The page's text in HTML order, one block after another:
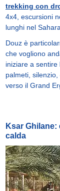
trekking con
4x4, escursioni
lunghi nel Sahara.
Douz è
che vogliono
iniziare a sentire
palmeti,
verso il Grand
Ksar
calda